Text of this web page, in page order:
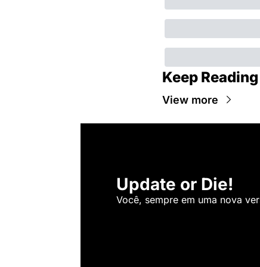
Keep Reading
View more
Update or Die!
Você, sempre em uma nova